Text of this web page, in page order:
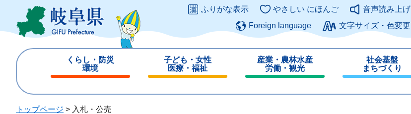
ジ
ュ
このページの本文へ
ふりがな表示 やさしい にほんご
音声読み上げ
Foreign language
文字サイズ・色変更
くらし・防災
環境
じ
子ども・女性
医療・福祉
じ
産業・農林水産
労働・観光
じ
社会基盤
まちづくり
じ
トップページ > 入札・公売